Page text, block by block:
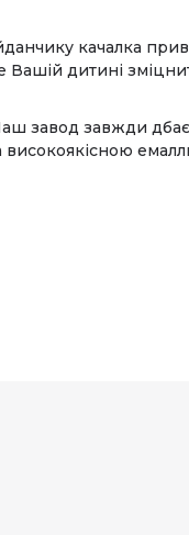
качалка
дитині
завод завжди
високоякісною